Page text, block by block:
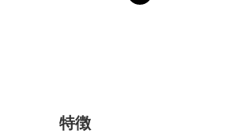
特徴